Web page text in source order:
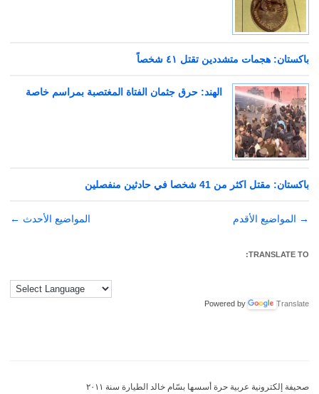
باكستان: هجمات متشددين تقتل ٤١ شخصاً
الهند: حرق جثمان الفتاة المغتصبة بمراسم خاصة
باكستان: مقتل اكثر من 41 شخصا في حادثين منفصلين
تصفّح
→ المواضيع الأقدم المواضيع الأحدث ←
TRANSLATE TO:
Powered by Translate
صحيفة إلكترونية عربية حرة أسسها بسّام خالد الطيارة سنة ٢٠١١